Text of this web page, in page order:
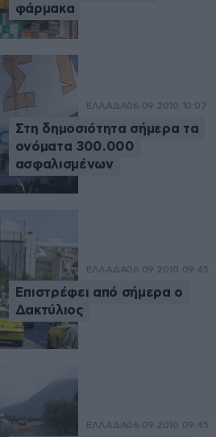
φάρμακα
ΕΛΛΑΔΑ06·09·2010 10:07
Στη δημοσιότητα σήμερα τα
ονόματα 300.000
ασφαλισμένων
ΕΛΛΑΔΑ06·09·2010 09:45
Επιστρέφει από σήμερα ο
Δακτύλιος
ΕΛΛΑΔΑ06·09·2010 09:45